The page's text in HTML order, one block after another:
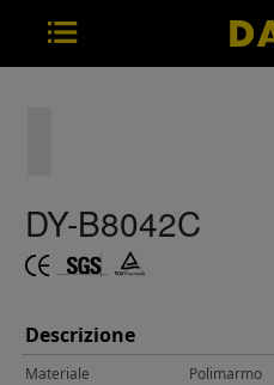
DY-B8042C
Descrizione
Materiale
Polimarmo